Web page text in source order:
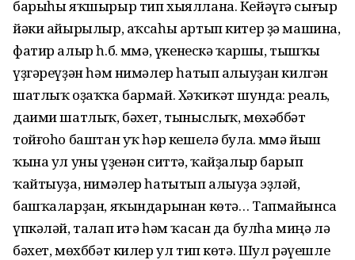
барыһы яҡшырыр тип хыяллана. Кейәүгә сығыр
йәки айырылыр, аҡсаһы артып китер ҙә машина,
фатир алыр һ.б. Әммә, үкенескә ҡаршы, тышҡы
үҙгәреүҙән һәм нимәлер һатып алыуҙан килгән
шатлыҡ оҙаҡҡа бармай. Хәҡиҡәт шунда: реаль,
даими шатлыҡ, бәхет, тыныслыҡ, мөхәббәт
тойғоһо баштан уҡ һәр кешелә була. Әммә йыш
ҡына ул уны үҙенән ситтә, ҡайҙалыр барып
ҡайтыуҙа, нимәлер һатытып алыуҙа эҙләй,
башҡаларҙан, яҡындарынан көтә… Тапмайынса
үпкәләй, талап итә һәм ҡасан да булһа миңә лә
бәхет, мөхббәт килер ул тип көтә. Шул рәүешле